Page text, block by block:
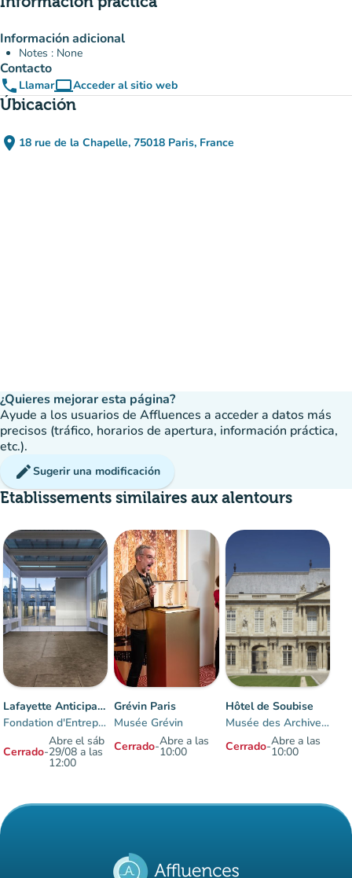
Información adicional
Notes : None
Contacto
phone LlamarcomputerAcceder al sitio web
(nueva pestaña)
Úbicación
place 18 rue de la Chapelle, 75018 Paris, France
(abrir en Google Maps)
(nueva pestaña)
¿Quieres mejorar esta página?
Ayude a los usuarios de Affluences a acceder a datos más
precisos (tráfico, horarios de apertura, información práctica,
etc.).
editSugerir una modificación
Etablissements similaires aux alentours
Lafayette Anticipations
Fondation d'Entreprise des Galeries Lafayette
Cerrado-
Abre el sáb
29/08 a las
12:00
Grévin Paris
Musée Grévin
Cerrado-Abre a las
10:00
Hôtel de Soubise
Musée des Archives nationales
Cerrado-Abre a las
10:00
eventReserva disponible